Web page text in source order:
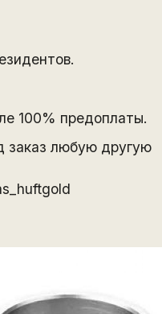
100% предоплаты.
заказ любую другую